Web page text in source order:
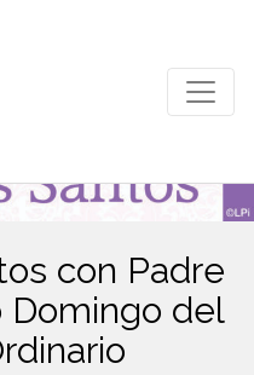
con Padre
Domingo del